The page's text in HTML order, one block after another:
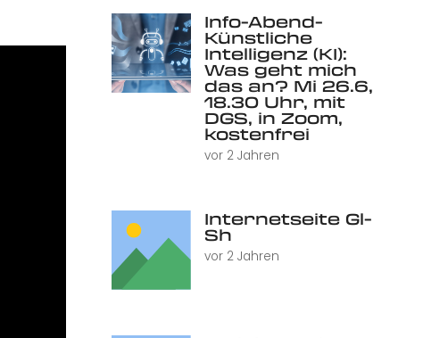
Info-Abend-
Künstliche
Intelligenz (KI):
Was geht mich
das an? Mi 26.6,
18.30 Uhr, mit
DGS, in Zoom,
kostenfrei
vor 2 Jahren
Internetseite Gl-
Sh
vor 2 Jahren